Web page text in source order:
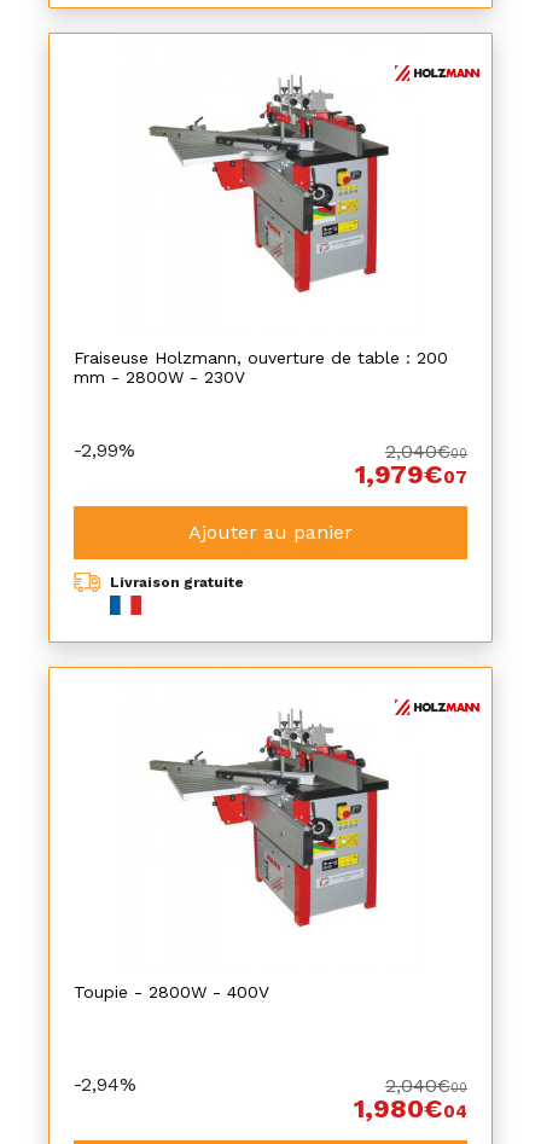
Fraiseuse Holzmann, ouverture de table : 200
mm - 2800W - 230V
-2,99% 2,040€00
1,979€07
Ajouter au panier
Livraison gratuite
Toupie - 2800W - 400V
-2,94% 2,040€00
1,980€04